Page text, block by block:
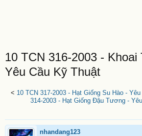
10 TCN 316-2003 - Khoai
Yêu Cầu Kỹ Thuật
< 10 TCN 317-2003 - Hạt Giống Su Hào -
314-2003 - Hạt Giống Đậu Tương -
nhandang123